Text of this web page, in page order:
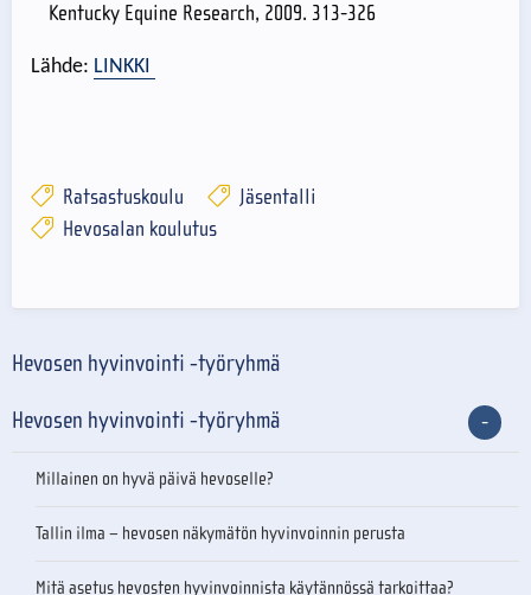
Kentucky Equine Research, 2009. 313-326
Lähde: LINKKI
Ratsastuskoulu
Jäsentalli
Hevosalan koulutus
Hevosen hyvinvointi -työryhmä
Hevosen hyvinvointi -työryhmä
Millainen on hyvä päivä hevoselle?
Tallin ilma – hevosen näkymätön hyvinvoinnin perusta
Mitä asetus hevosten hyvinvoinnista käytännössä tarkoittaa?